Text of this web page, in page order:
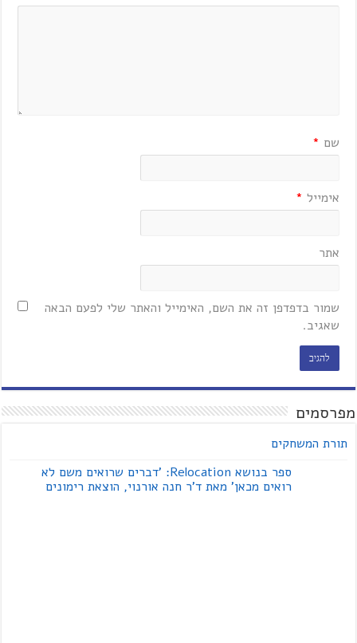
שם *
אימייל *
אתר
שמור בדפדפן זה את השם, האימייל והאתר שלי לפעם הבאה
שאגיב.
מפרסמים
תורת המשחקים
ספר בנושא Relocation: 'דברים שרואים משם לא
רואים מכאן' מאת ד'ר חנה אורנוי, הוצאת רימונים